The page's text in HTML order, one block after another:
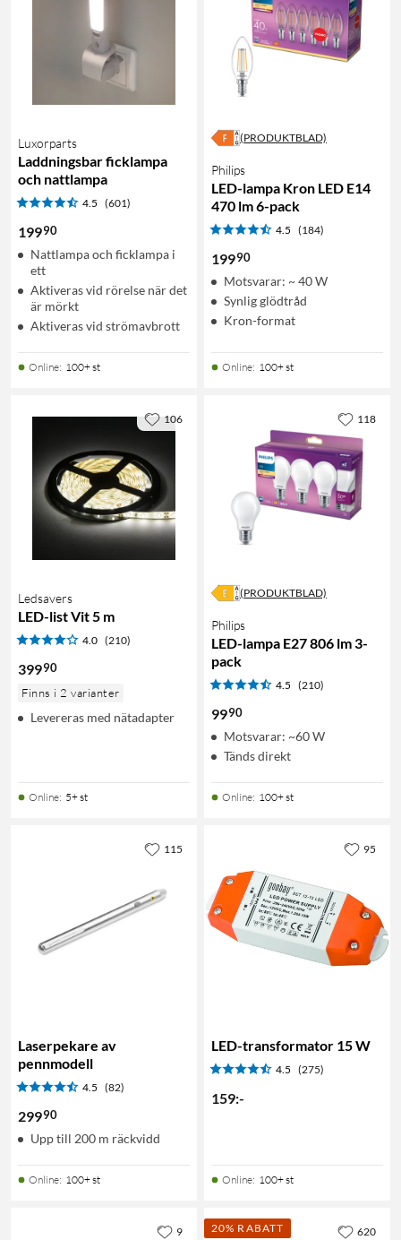
Luxorparts
Laddningsbar ficklampa
och nattlampa
4.5 (601)
19990
Nattlampa och ficklampa i
ett
Aktiveras vid rörelse när det
är mörkt
Aktiveras vid strömavbrott
Online: 100+ st
(PRODUKTBLAD)
Philips
LED-lampa Kron LED E14
470 lm 6-pack
4.5 (184)
19990
Motsvarar: ~ 40 W
Synlig glödtråd
Kron-format
Online: 100+ st
Ledsavers
LED-list Vit 5 m
4.0 (210)
39990
Finns i 2 varianter
Levereras med nätadapter
Online: 5+ st
106
(PRODUKTBLAD)
Philips
LED-lampa E27 806 lm 3-
pack
4.5 (210)
9990
Motsvarar: ~60 W
Tänds direkt
Online: 100+ st
118
Laserpekare av
pennmodell
4.5 (82)
29990
Upp till 200 m räckvidd
Online: 100+ st
115
LED-transformator 15 W
4.5 (275)
159:-
Online: 100+ st
95
9 20% RABATT 620